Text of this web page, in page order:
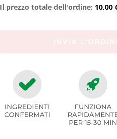
Il prezzo totale dell'ordine: 10,00